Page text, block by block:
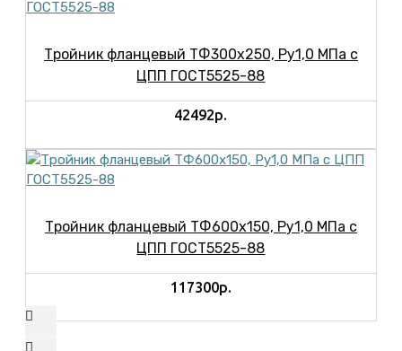
Тройник фланцевый ТФ300х250, Ру1,0 МПа с
ЦПП ГОСТ5525-88
42492р.
Тройник фланцевый ТФ600х150, Ру1,0 МПа с
ЦПП ГОСТ5525-88
117300р.